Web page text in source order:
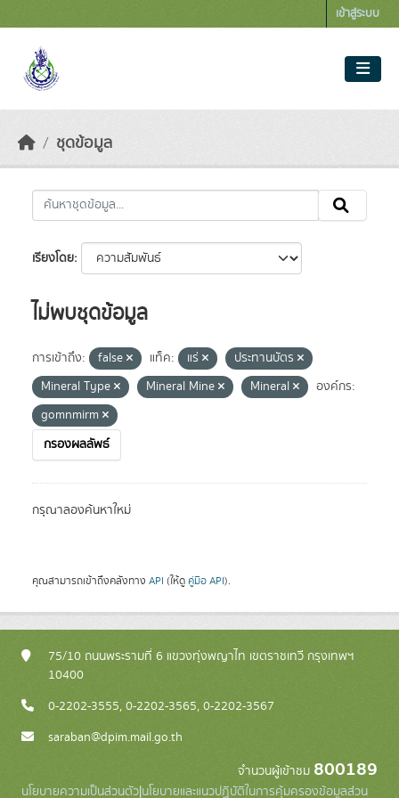
เข้าสู่ระบบ
ชุดข้อมูล
เรียงโดย
ไม่พบชุดข้อมูล
การเข้าถึง: false แท็ค: แร่
ประทานบัตร
Mineral Type
Mineral Mine Mineral
องค์กร:
gomnmirm
กรองผลลัพธ์
กรุณาลองค้นหาใหม่
คุณสามารถเข้าถึงคลังทาง API (ให้ดู คู่มือ API).
75/10 ถนนพระรามที่ 6 แขวงทุ่งพญาไท เขตราชเทวี กรุงเทพฯ
10400
0-2202-3555, 0-2202-3565, 0-2202-3567
saraban@dpim.mail.go.th
จำนวนผู้เข้าชม 800189
นโยบายความเป็นส่วนตัว|นโยบายและแนวปฏิบัติในการคุ้มครองข้อมูลส่วน